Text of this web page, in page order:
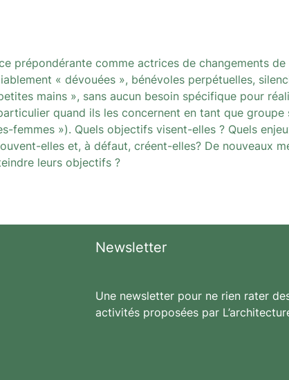
prépondérante comme actrices de changements
« dévouées », bénévoles perpétuelles,
mains », sans aucun besoin spécifique pour
quand ils les concernent en tant que groupe
femmes »). Quels objectifs visent-elles ? Quels
elles et, à défaut, créent-elles? De nouveaux
leurs objectifs ?
Newsletter
Une newsletter pour ne rien rater
activités proposées par